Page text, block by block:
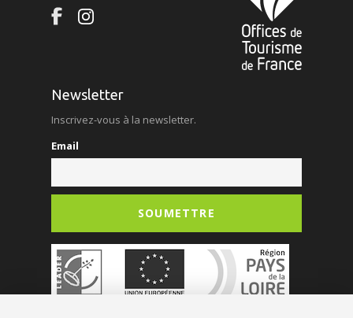
Newsletter
Inscrivez-vous à la newsletter.
Email